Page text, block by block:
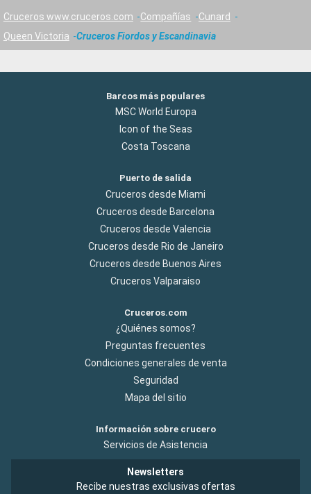
Cruceros www.cruceros.com Compañías
Cunard
Queen Victoria
Cruceros Fiordos y Escandinavia
Barcos más populares
MSC World Europa
Icon of the Seas
Costa Toscana
Puerto de salida
Cruceros desde Miami
Cruceros desde Barcelona
Cruceros desde Valencia
Cruceros desde Rio de Janeiro
Cruceros desde Buenos Aires
Cruceros Valparaiso
Cruceros.com
¿Quiénes somos?
Preguntas frecuentes
Condiciones generales de venta
Seguridad
Mapa del sitio
Información sobre crucero
Servicios de Asistencia
Newsletters
Recibe nuestras exclusivas ofertas